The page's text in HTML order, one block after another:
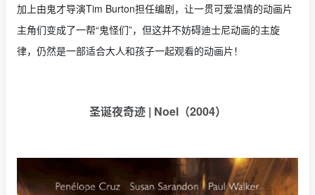
加上由鬼才导演Tim Burton担任编剧，让一贯可爱温情的动画片
主角们变成了一帮“鬼怪们”，但这并不妨碍迪士尼动画的主旋
律，仍然是一部适合大人和孩子一起观看的动画片！
圣诞夜奇迹 | Noel（2004）